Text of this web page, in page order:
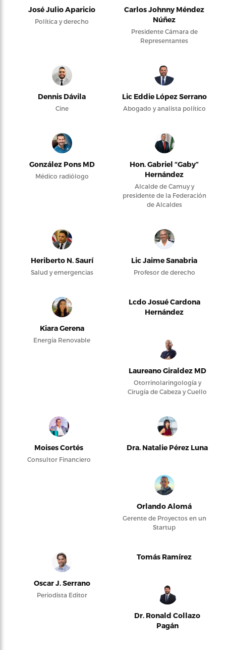
José Julio Aparicio
Política y derecho
Carlos Johnny Méndez
Núñez
Presidente Cámara de
Representantes
Dennis Dávila
Cine
Lic Eddie López Serrano
Abogado y analista político
González Pons MD
Médico radiólogo
Hon. Gabriel “Gaby”
Hernández
Alcalde de Camuy y
presidente de la Federación
de Alcaldes
Heriberto N. Saurí
Salud y emergencias
Lic Jaime Sanabria
Profesor de derecho
Kiara Gerena
Energía Renovable
Lcdo Josué Cardona
Hernández
Laureano Giraldez MD
Otorrinolaringología y
Cirugía de Cabeza y Cuello
Moises Cortés
Consultor Financiero
Dra. Natalie Pérez Luna
Orlando Alomá
Gerente de Proyectos en un
Startup
Oscar J. Serrano
Periodista Editor
Tomás Ramírez
Dr. Ronald Collazo
Pagán